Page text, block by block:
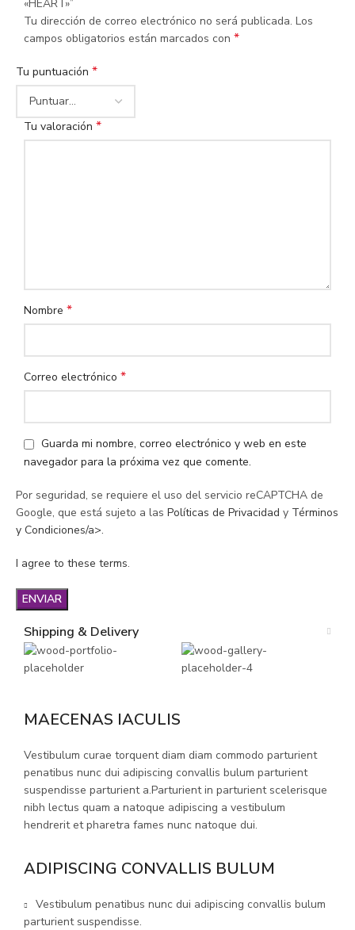
«HEART»”
Tu dirección de correo electrónico no será publicada. Los
campos obligatorios están marcados con *
Tu puntuación *
Tu valoración *
Nombre *
Correo electrónico *
Guarda mi nombre, correo electrónico y web en este
navegador para la próxima vez que comente.
Por seguridad, se requiere el uso del servicio reCAPTCHA de
Google, que está sujeto a las Políticas de Privacidad y Términos
y Condiciones/a>.
I agree to these terms.
Shipping & Delivery
MAECENAS IACULIS
Vestibulum curae torquent diam diam commodo parturient
penatibus nunc dui adipiscing convallis bulum parturient
suspendisse parturient a.Parturient in parturient scelerisque
nibh lectus quam a natoque adipiscing a vestibulum
hendrerit et pharetra fames nunc natoque dui.
ADIPISCING CONVALLIS BULUM
Vestibulum penatibus nunc dui adipiscing convallis bulum
parturient suspendisse.